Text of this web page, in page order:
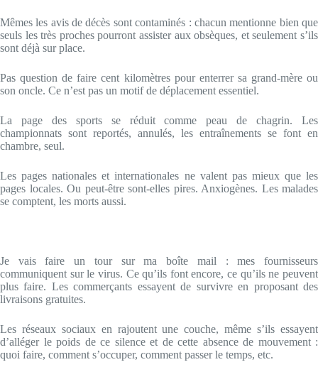
Mêmes les avis de décès sont contaminés : chacun mentionne bien que
seuls les très proches pourront assister aux obsèques, et seulement s’ils
sont déjà sur place.
Pas question de faire cent kilomètres pour enterrer sa grand-mère ou
son oncle. Ce n’est pas un motif de déplacement essentiel.
La page des sports se réduit comme peau de chagrin. Les
championnats sont reportés, annulés, les entraînements se font en
chambre, seul.
Les pages nationales et internationales ne valent pas mieux que les
pages locales. Ou peut-être sont-elles pires. Anxiogènes. Les malades
se comptent, les morts aussi.
Je vais faire un tour sur ma boîte mail : mes fournisseurs
communiquent sur le virus. Ce qu’ils font encore, ce qu’ils ne peuvent
plus faire. Les commerçants essayent de survivre en proposant des
livraisons gratuites.
Les réseaux sociaux en rajoutent une couche, même s’ils essayent
d’alléger le poids de ce silence et de cette absence de mouvement :
quoi faire, comment s’occuper, comment passer le temps, etc.